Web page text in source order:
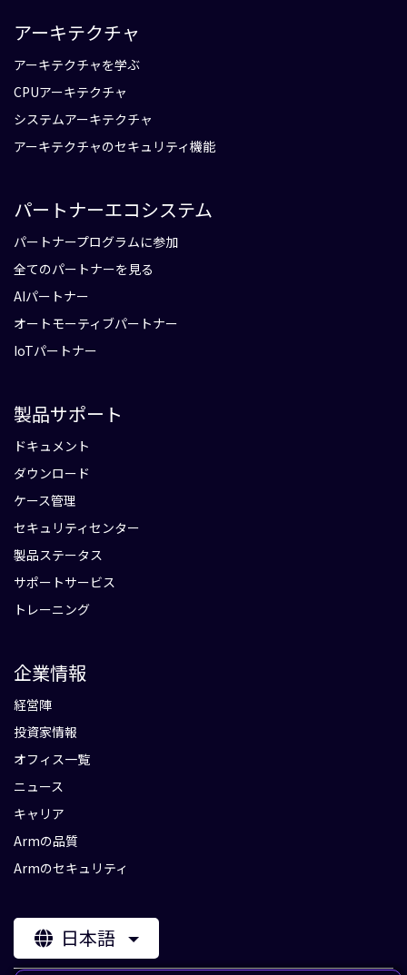
アーキテクチャ
アーキテクチャを学ぶ
CPUアーキテクチャ
システムアーキテクチャ
アーキテクチャのセキュリティ機能
パートナーエコシステム
パートナープログラムに参加
全てのパートナーを見る
AIパートナー
オートモーティブパートナー
IoTパートナー
製品サポート
ドキュメント
ダウンロード
ケース管理
セキュリティセンター
製品ステータス
サポートサービス
トレーニング
企業情報
経営陣
投資家情報
オフィス一覧
ニュース
キャリア
Armの品質
Armのセキュリティ
日本語